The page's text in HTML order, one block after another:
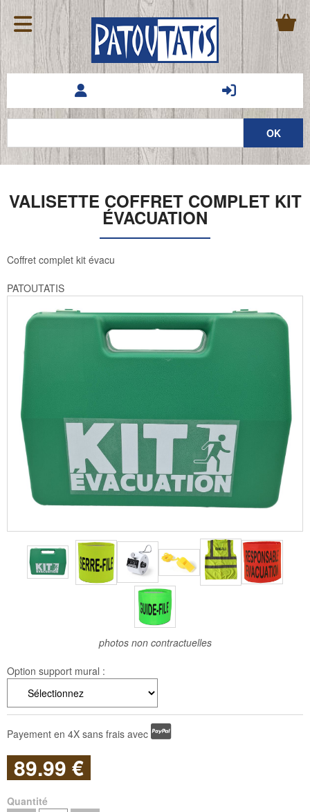
VALISETTE COFFRET COMPLET KIT
ÉVACUATION
Coffret complet kit évacu
PATOUTATIS
photos non contractuelles
Option support mural :
Payement en 4X sans frais avec
89.99 €
Quantité